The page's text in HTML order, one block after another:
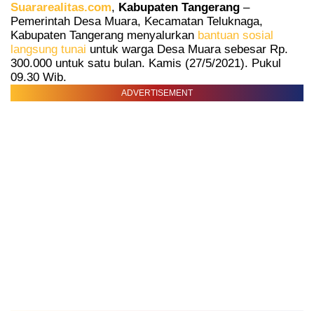
Suararealitas.com, Kabupaten Tangerang –
Pemerintah Desa Muara, Kecamatan Teluknaga,
Kabupaten Tangerang menyalurkan bantuan sosial
langsung tunai untuk warga Desa Muara sebesar Rp.
300.000 untuk satu bulan. Kamis (27/5/2021). Pukul
09.30 Wib.
ADVERTISEMENT